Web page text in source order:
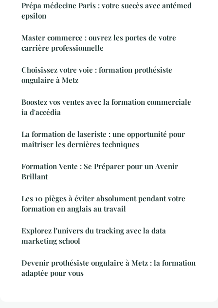
Prépa médecine Paris : votre succès avec antémed
epsilon
Master commerce : ouvrez les portes de votre
carrière professionnelle
Choisissez votre voie : formation prothésiste
ongulaire à Metz
Boostez vos ventes avec la formation commerciale
ia d'accédia
La formation de laseriste : une opportunité pour
maîtriser les dernières techniques
Formation Vente : Se Préparer pour un Avenir
Brillant
Les 10 pièges à éviter absolument pendant votre
formation en anglais au travail
Explorez l'univers du tracking avec la data
marketing school
Devenir prothésiste ongulaire à Metz : la formation
adaptée pour vous